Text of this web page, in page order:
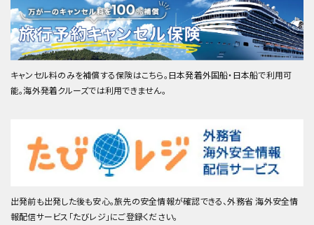
キャンセル料のみを補償する保険はこちら。日本発着外国船・日本船で利用可
能。海外発着クルーズでは利用できません。
出発前も出発した後も安心。旅先の安全情報が確認できる、外務省 海外安全情
報配信サービス「たびレジ」にご登録ください。